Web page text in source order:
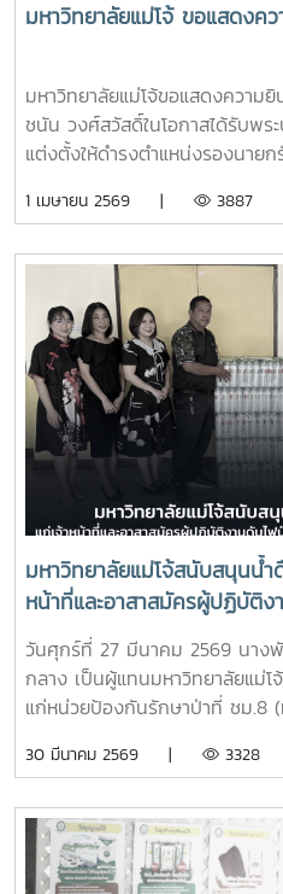
มหาวิทยาลัยแม่โจ้ ขอแสดงค
มหาวิทยาลัยแม่โจ้ขอแสดงความ
ชนัน วงศ์สวัสดิ์ในโอกาสได้รับพร
แต่งตั้งให้ดำรงตำแหน่งรองนาย
ณ วันที่ 30 มีนาคม 2569
1 เมษายน 2569 | 3887
มหาวิทยาลัยแม่โจ้สนับสนุนน้ำ
หน้าที่และอาสาสมัครผู้ปฏิบัติ
อำเภอสันทราย จังหวัดเชียงใหม่
วันศุกร์ที่ 27 มีนาคม 2569 นาง
กลาง เป็นผู้แทนมหาวิทยาลัยแม่
แก่หน่วยป้องกันรักษาป่าที่ ชม.8
(เชียงใหม่) เพื่อใช้สนับสนุนการป
หน้าที่และอาสาสมัครผู้ปฏิบัติงาน
สันทราย จังหวัดเชียงใหม่
30 มีนาคม 2569 | 3328